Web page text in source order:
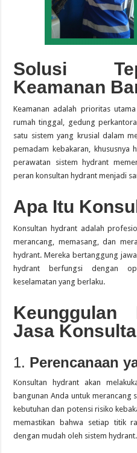
Solusi
Keamanan
Keamanan adalah prioritas
rumah tinggal, gedung
satu sistem yang krusial dalam
pemadam kebakaran, khususnya
perawatan sistem hydrant
peran konsultan hydrant menjadi
Apa Itu
Konsultan hydrant adalah
merancang, memasang, dan
hydrant. Mereka bertanggung
hydrant berfungsi dengan
keselamatan yang berlaku.
Keunggulan
Jasa
1. Perencanaan
Konsultan hydrant akan
bangunan Anda untuk merancang
kebutuhan dan potensi risiko
memastikan bahwa setiap titik
dengan mudah oleh sistem hydrant.